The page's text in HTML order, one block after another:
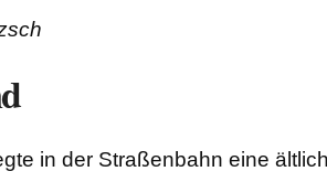
in der Straßenbahn eine